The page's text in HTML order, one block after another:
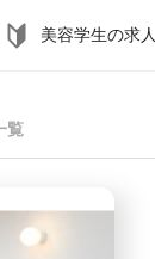
美容学生の求人
覧